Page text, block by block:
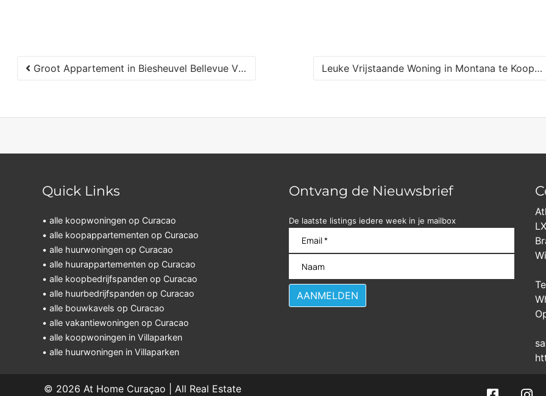
Groot Appartement in Biesheuvel Bellevue Villas te Koop Leuke Vrijstaande Woning in Montana te Koop
Quick Links
• alle koopwoningen op Curacao
• alle koopappartementen op Curacao
• alle huurwoningen op Curacao
• alle huurappartementen op Curacao
• alle koopbedrijfspanden op Curacao
• alle huurbedrijfspanden op Curacao
• alle bouwkavels op Curacao
• alle vakantiewoningen op Curacao
• alle koopwoningen in Villaparken
• alle huurwoningen in Villaparken
Ontvang de Nieuwsbrief
De laatste listings iedere week in je mailbox
© 2026 At Home Curaçao | All Real Estate